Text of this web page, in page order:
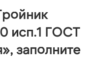
исп.1 ГОСТ
заполните